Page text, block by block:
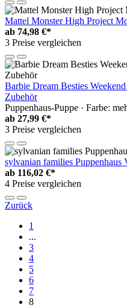
Mattel Monster High Project
ab 74,98 €*
3 Preise vergleichen
Barbie Dream Besties
Zubehör
Puppenhaus-Puppe · Farbe:
ab 27,99 €*
3 Preise vergleichen
sylvanian families Puppenhaus
ab 116,02 €*
4 Preise vergleichen
Zurück
1
...
3
4
5
6
7
8